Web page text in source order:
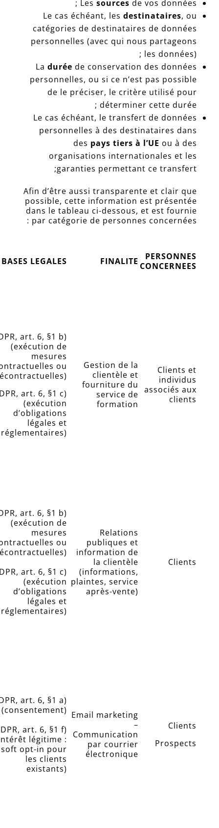
Lessources de vos données ;
Le cas échéant, lesdestinataires, ou
catégories de destinataires de données
personnelles (avec qui nous partageons
les données) ;
Ladurée de conservation des données
personnelles, ou si ce n’est pas possible
de le préciser, le critère utilisé pour
déterminer cette durée ;
Le cas échéant, le transfert de données
personnelles à des destinataires dans
des pays tiers à l’UE ou à des
organisations internationales et les
garanties permettant ce transfert;
Afin d’être aussi transparente et clair que
possible, cette information est présentée
dans le tableau ci-dessous, et est fournie
par catégorie de personnes concernées :
PERSONNES
CONCERNEES
FINALITE
BASES LEGALES
Clients et
individus
associés aux
clients
Gestion de la
clientèle et
fourniture du
service de
formation
art. 6, §1 b)
(exécution de
mesures
ou
art. 6, §1 c)
(exécution
d’obligations
légales et
réglementaires)
Clients
Relations
publiques et
information de
la clientèle
(informations,
plaintes, service
après-vente)
art. 6, §1 b)
(exécution de
mesures
ou
art. 6, §1 c)
(exécution
d’obligations
légales et
réglementaires)
Clients
Prospects
Email marketing
–
Communication
par courrier
électronique
art. 6, §1 a)
(consentement)
art. 6, §1 f)
légitime :
soft opt-in pour
les clients
existants)